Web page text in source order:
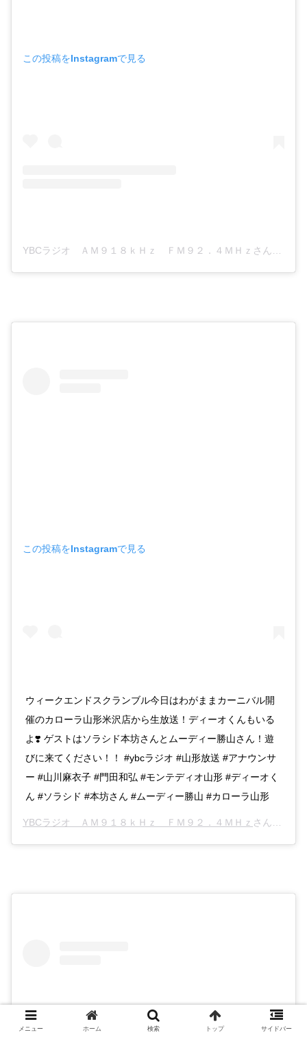
この投稿をInstagramで見る
この投稿をInstagramで見る
ウィークエンドスクランブル今日はわがままカーニバル開
催のカローラ山形米沢店から生放送！ディーオくんもいる
よ❣️ ゲストはソラシド本坊さんとムーディー勝山さん！遊
びに来てください！！ #ybcラジオ #山形放送 #アナウンサ
ー #山川麻衣子 #門田和弘 #モンテディオ山形 #ディーオく
ん #ソラシド #本坊さん #ムーディー勝山 #カローラ山形
YBCラジオ ＡＭ９１８ｋＨｚ ＦＭ９２．４ＭＨｚ さん(@ybc_radio)がシェアした投稿 –
メニュー ホーム 検索 トップ サイドバー